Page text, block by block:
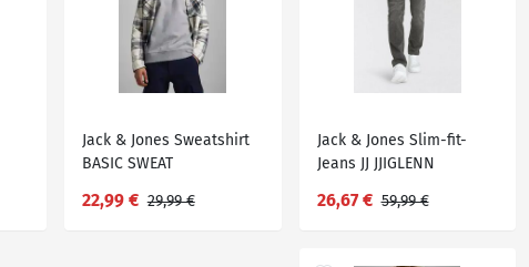
Jack & Jones Sweatshirt
BASIC SWEAT
22,99 € 29,99 €
Jack & Jones Slim-fit-
Jeans JJ JJIGLENN
26,67 € 59,99 €